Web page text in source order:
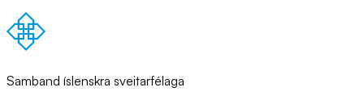
Samband íslenskra sveitarfélaga